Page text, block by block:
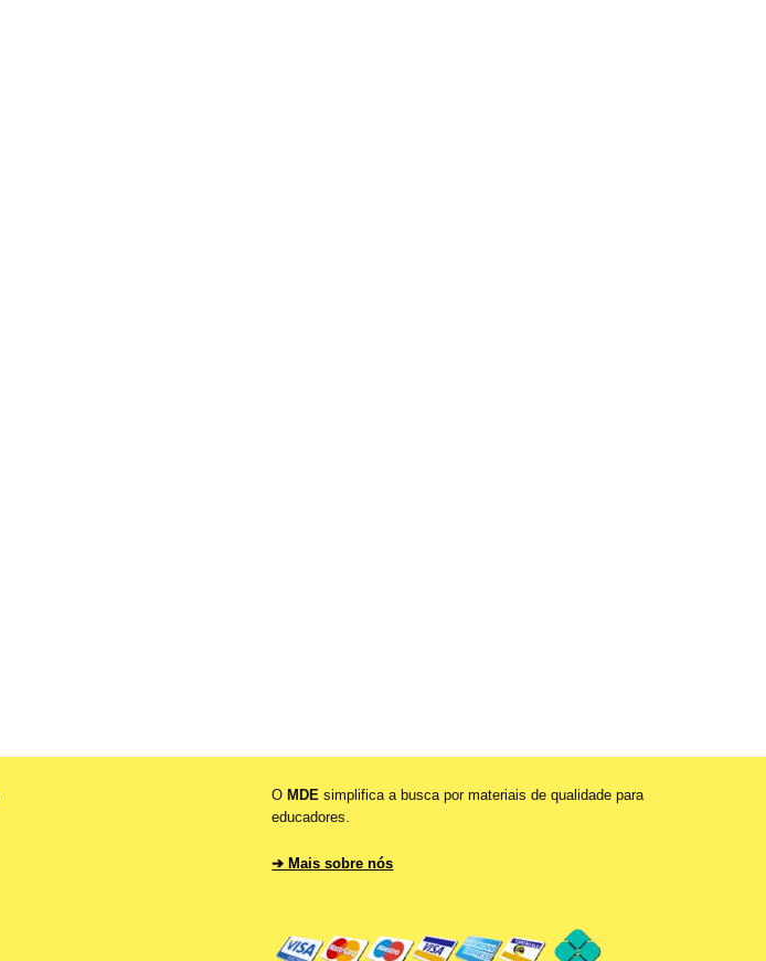
O MDE simplifica a busca por materiais de qualidade para
educadores.
➔ Mais sobre nós